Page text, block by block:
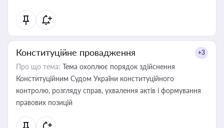
Конституційне провадження +3
Про що тема: Тема охоплює порядок здійснення
Конституційним Судом України конституційного
контролю, розгляду справ, ухвалення актів і формування
правових позицій